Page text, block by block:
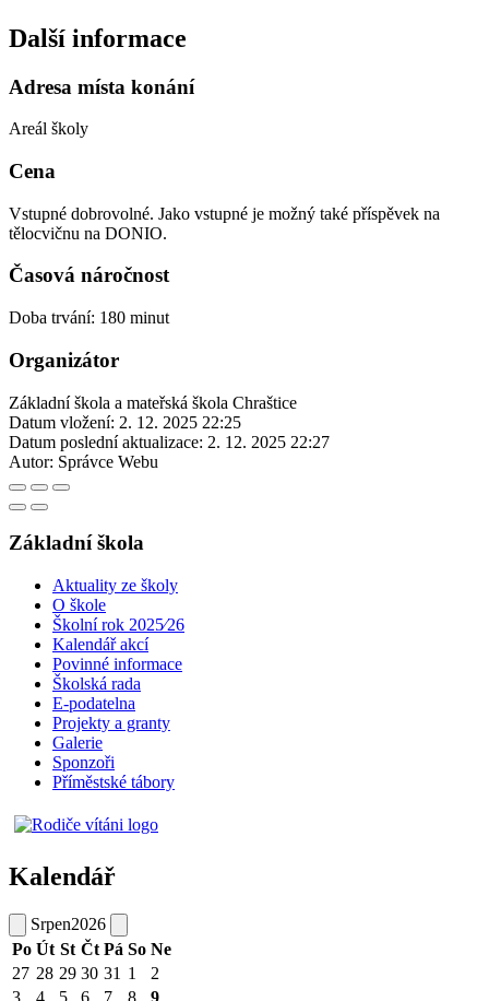
Další informace
Adresa místa konání
Areál školy
Cena
Vstupné dobrovolné. Jako vstupné je možný také příspěvek na
tělocvičnu na DONIO.
Časová náročnost
Doba trvání: 180 minut
Organizátor
Základní škola a mateřská škola Chraštice
Datum vložení: 2. 12. 2025 22:25
Datum poslední aktualizace: 2. 12. 2025 22:27
Autor: Správce Webu
Základní škola
Aktuality ze školy
O škole
Školní rok 2025⁄26
Kalendář akcí
Povinné informace
Školská rada
E-podatelna
Projekty a granty
Galerie
Sponzoři
Příměstské tábory
Kalendář
Srpen2026
Po Út St Čt Pá So Ne
27 28 29 30 31 1
2
3
4 5 6 7 8
9